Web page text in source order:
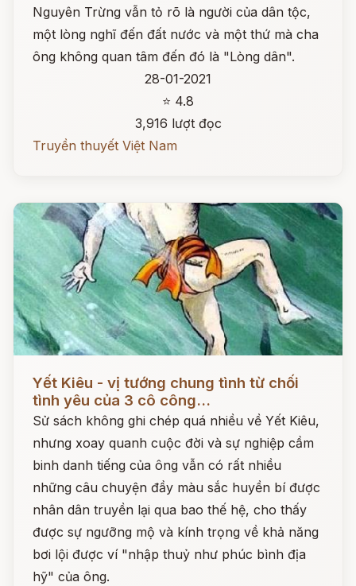
Nguyên Trừng vẫn tỏ rõ là người của dân tộc,
một lòng nghĩ đến đất nước và một thứ mà cha
ông không quan tâm đến đó là "Lòng dân".
28-01-2021
⭐ 4.8
3,916 lượt đọc
Truyền thuyết Việt Nam
Đọc ngay
Yết Kiêu - vị tướng chung tình từ chối
tình yêu của 3 cô công...
Sử sách không ghi chép quá nhiều về Yết Kiêu,
nhưng xoay quanh cuộc đời và sự nghiệp cầm
binh danh tiếng của ông vẫn có rất nhiều
những câu chuyện đầy màu sắc huyền bí được
nhân dân truyền lại qua bao thế hệ, cho thấy
được sự ngưỡng mộ và kính trọng về khả năng
bơi lội được ví "nhập thuỷ như phúc bình địa
hỹ" của ông.